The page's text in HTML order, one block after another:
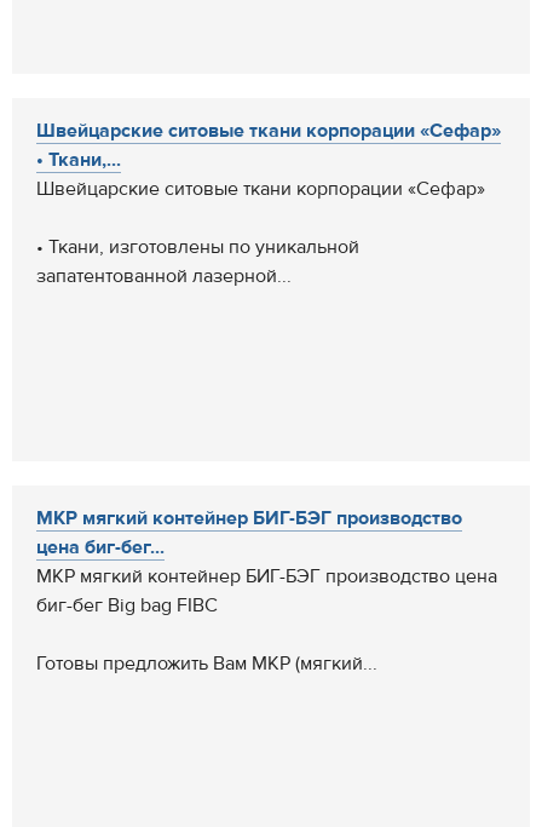
Швейцарские ситовые ткани корпорации «Сефар»
• Ткани,...
Швейцарские ситовые ткани корпорации «Сефар»
• Ткани, изготовлены по уникальной
запатентованной лазерной...
МКР мягкий контейнер БИГ-БЭГ производство
цена биг-бег...
МКР мягкий контейнер БИГ-БЭГ производство цена
биг-бег Big bag FIBC
Готовы предложить Вам МКР (мягкий...